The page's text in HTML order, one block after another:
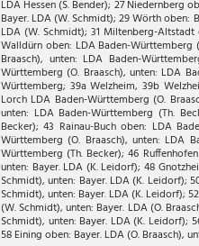
LDA Hessen (S. Bender); 27 Niedernberg
Bayer. LDA (W. Schmidt); 29 Wörth oben:
LDA (W. Schmidt); 31 Miltenberg-
Walldürn oben: LDA Baden-Württemberg
Braasch), unten: LDA Baden-
Württemberg (O. Braasch), unten: LDA
Württemberg; 39a Welzheim, 39b
Lorch LDA Baden-Württemberg (O.
unten: LDA Baden-Württemberg (Th.
Becker); 43 Rainau-Buch oben: LDA
Württemberg (O. Braasch), unten: LDA
Württemberg (Th. Becker); 46
unten: Bayer. LDA (K. Leidorf); 48
Schmidt), unten: Bayer. LDA (K. Leidorf);
Schmidt), unten: Bayer. LDA (K. Leidorf);
(W. Schmidt), unten: Bayer. LDA (O.
Schmidt), unten: Bayer. LDA (K. Leidorf);
58 Eining oben: Bayer. LDA (O. Braasch),